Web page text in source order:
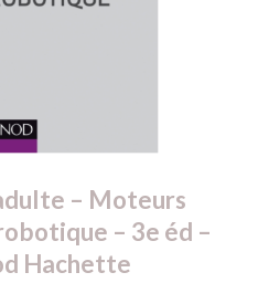
– Moteurs
– 3e éd –
Hachette